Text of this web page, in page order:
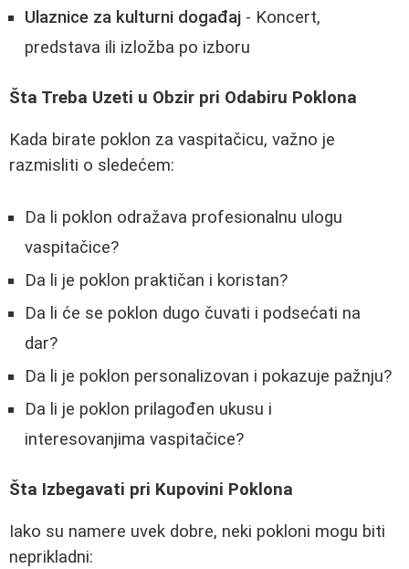
Ulaznice za kulturni događaj - Koncert,
predstava ili izložba po izboru
Šta Treba Uzeti u Obzir pri Odabiru Poklona
Kada birate poklon za vaspitačicu, važno je
razmisliti o sledećem:
Da li poklon odražava profesionalnu ulogu
vaspitačice?
Da li je poklon praktičan i koristan?
Da li će se poklon dugo čuvati i podsećati na
dar?
Da li je poklon personalizovan i pokazuje pažnju?
Da li je poklon prilagođen ukusu i
interesovanjima vaspitačice?
Šta Izbegavati pri Kupovini Poklona
Iako su namere uvek dobre, neki pokloni mogu biti
neprikladni: